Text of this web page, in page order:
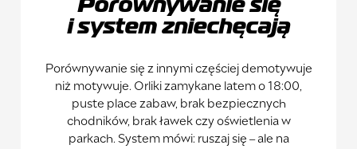
i system zniechęcają
Porównywanie się z innymi częściej demotywuje
niż motywuje. Orliki zamykane latem o 18:00,
puste place zabaw, brak bezpiecznych
chodników, brak ławek czy oświetlenia w
parkach. System mówi: ruszaj się – ale na